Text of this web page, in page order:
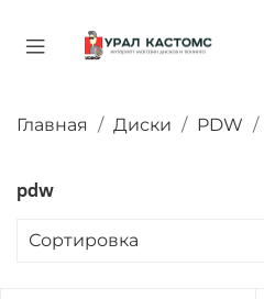
Главная Диски PDW
pdw